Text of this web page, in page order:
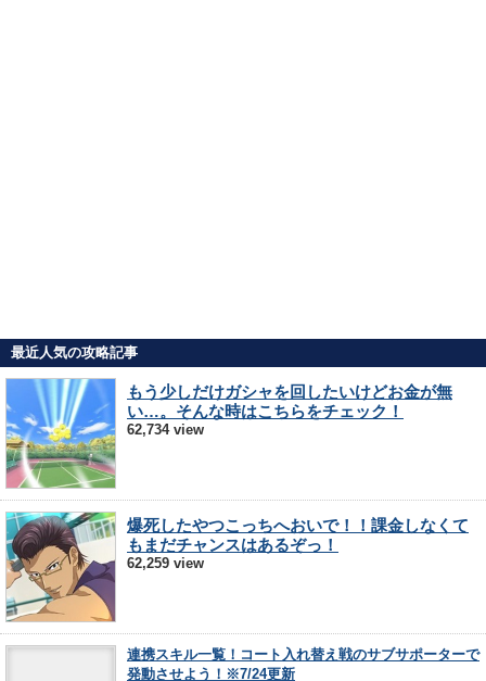
最近人気の攻略記事
もう少しだけガシャを回したいけどお金が無
い…。そんな時はこちらをチェック！
62,734 view
爆死したやつこっちへおいで！！課金しなくて
もまだチャンスはあるぞっ！
62,259 view
連携スキル一覧！コート入れ替え戦のサブサポーターで
発動させよう！※7/24更新